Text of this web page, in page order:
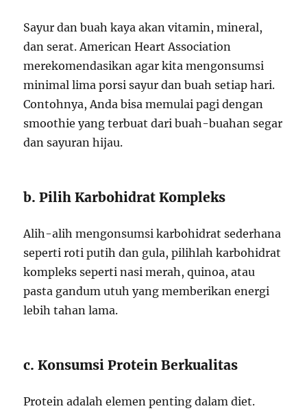
Sayur dan buah kaya akan vitamin, mineral,
dan serat. American Heart Association
merekomendasikan agar kita mengonsumsi
minimal lima porsi sayur dan buah setiap hari.
Contohnya, Anda bisa memulai pagi dengan
smoothie yang terbuat dari buah-buahan segar
dan sayuran hijau.
b. Pilih Karbohidrat Kompleks
Alih-alih mengonsumsi karbohidrat sederhana
seperti roti putih dan gula, pilihlah karbohidrat
kompleks seperti nasi merah, quinoa, atau
pasta gandum utuh yang memberikan energi
lebih tahan lama.
c. Konsumsi Protein Berkualitas
Protein adalah elemen penting dalam diet.